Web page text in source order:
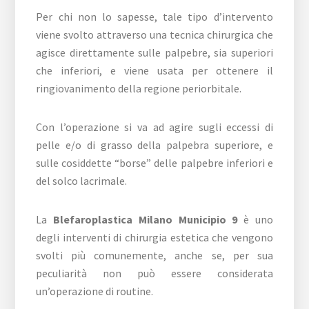
Per chi non lo sapesse, tale tipo d’intervento
viene svolto attraverso una tecnica chirurgica che
agisce direttamente sulle palpebre, sia superiori
che inferiori, e viene usata per ottenere il
ringiovanimento della regione periorbitale.
Con l’operazione si va ad agire sugli eccessi di
pelle e/o di grasso della palpebra superiore, e
sulle cosiddette “borse” delle palpebre inferiori e
del solco lacrimale.
La Blefaroplastica Milano Municipio 9è uno
degli interventi di chirurgia estetica che vengono
svolti più comunemente, anche se, per sua
peculiarità non può essere considerata
un’operazione di routine.